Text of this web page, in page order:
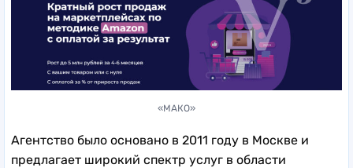
«МАКО»
Агентство было основано в 2011 году в Москве и
предлагает широкий спектр услуг в области